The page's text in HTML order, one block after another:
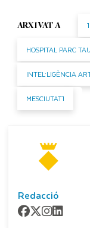
ARXIVAT A 1
HOSPITAL PARC
INTEL·LIGÈNCIA
MESCIUTAT1
Redacció